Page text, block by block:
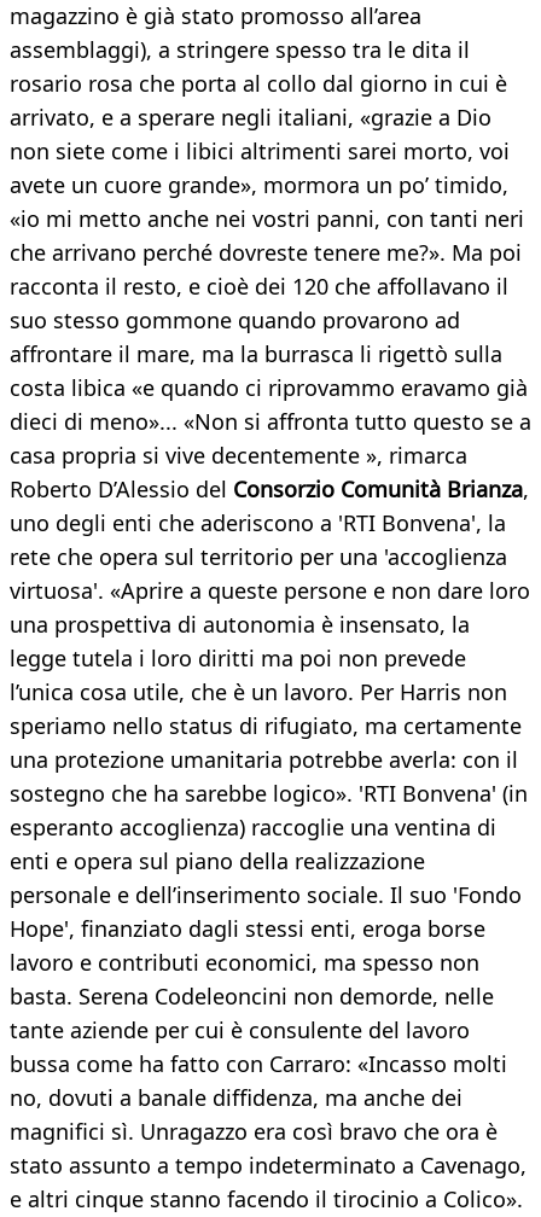
magazzino è già stato promosso all’area
assemblaggi), a stringere spesso tra le dita il
rosario rosa che porta al collo dal giorno in cui è
arrivato, e a sperare negli italiani, «grazie a Dio
non siete come i libici altrimenti sarei morto, voi
avete un cuore grande», mormora un po’ timido,
«io mi metto anche nei vostri panni, con tanti neri
che arrivano perché dovreste tenere me?». Ma poi
racconta il resto, e cioè dei 120 che affollavano il
suo stesso gommone quando provarono ad
affrontare il mare, ma la burrasca li rigettò sulla
costa libica «e quando ci riprovammo eravamo già
dieci di meno»... «Non si affronta tutto questo se a
casa propria si vive decentemente », rimarca
Roberto D’Alessio del Consorzio Comunità Brianza,
uno degli enti che aderiscono a 'RTI Bonvena', la
rete che opera sul territorio per una 'accoglienza
virtuosa'. «Aprire a queste persone e non dare loro
una prospettiva di autonomia è insensato, la
legge tutela i loro diritti ma poi non prevede
l’unica cosa utile, che è un lavoro. Per Harris non
speriamo nello status di rifugiato, ma certamente
una protezione umanitaria potrebbe averla: con il
sostegno che ha sarebbe logico». 'RTI Bonvena' (in
esperanto accoglienza) raccoglie una ventina di
enti e opera sul piano della realizzazione
personale e dell’inserimento sociale. Il suo 'Fondo
Hope', finanziato dagli stessi enti, eroga borse
lavoro e contributi economici, ma spesso non
basta. Serena Codeleoncini non demorde, nelle
tante aziende per cui è consulente del lavoro
bussa come ha fatto con Carraro: «Incasso molti
no, dovuti a banale diffidenza, ma anche dei
magnifici sì. Unragazzo era così bravo che ora è
stato assunto a tempo indeterminato a Cavenago,
e altri cinque stanno facendo il tirocinio a Colico».